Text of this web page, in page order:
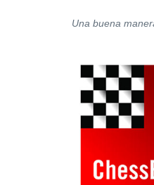
Una buena